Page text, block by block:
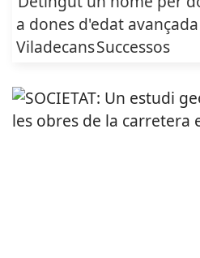
a dones d'edat
ViladecansSuccessos